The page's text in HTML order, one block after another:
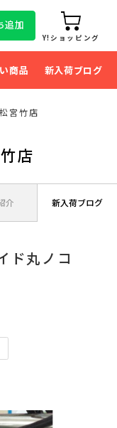
追加
Y!ショッピング
商品 新入荷ブログ
宮竹店
店
介 新入荷ブログ
ド丸ノコ